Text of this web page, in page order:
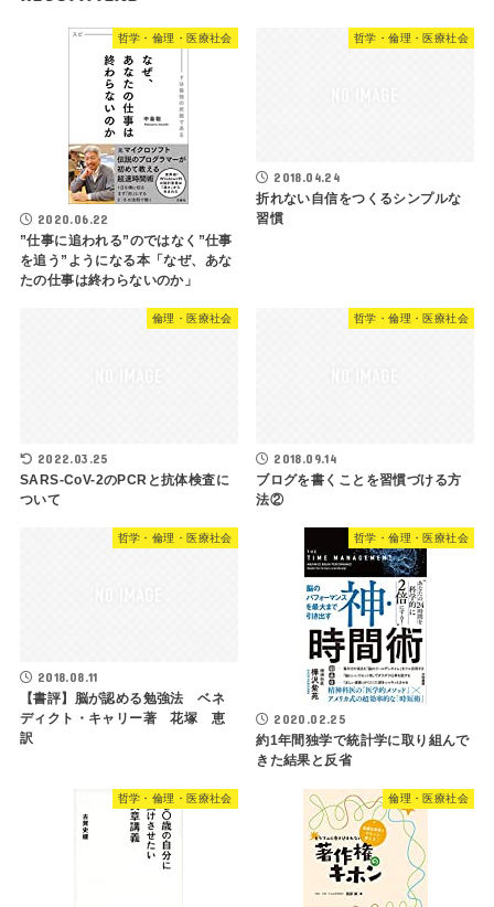
哲学・倫理・医療社会
2020.06.22
”仕事に追われる”のではなく”仕事
を追う”ようになる本「なぜ、あな
たの仕事は終わらないのか」
哲学・倫理・医療社会
2018.04.24
折れない自信をつくるシンプルな
習慣
倫理・医療社会
2022.03.25
SARS-CoV-2のPCRと抗体検査に
ついて
哲学・倫理・医療社会
2018.09.14
ブログを書くことを習慣づける方
法②
哲学・倫理・医療社会
2018.08.11
【書評】脳が認める勉強法 ベネ
ディクト・キャリー著 花塚 恵
訳
哲学・倫理・医療社会
2020.02.25
約1年間独学で統計学に取り組んで
きた結果と反省
哲学・倫理・医療社会 倫理・医療社会